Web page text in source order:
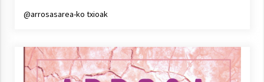
@arrosasarea-ko txioak